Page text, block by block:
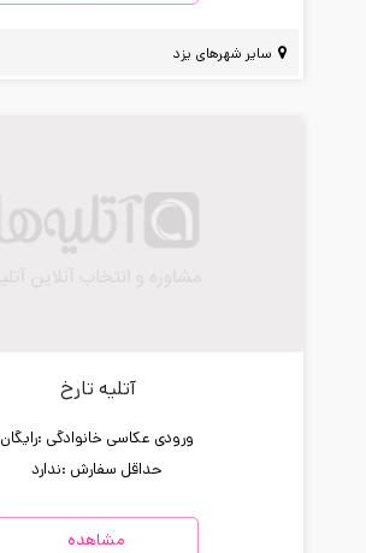
سایر شهرهای یزد
آتلیه تارخ
ورودی عکاسی خانوادگی :رایگان
حداقل سفارش :ندارد
مشاهده